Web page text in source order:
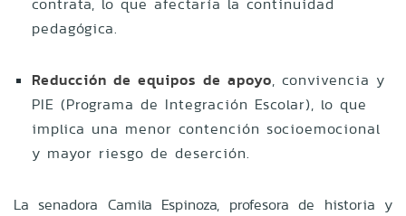
pedagógica.
Reducción de equipos de apoyo, convivencia y
PIE (Programa de Integración Escolar), lo que
implica una menor contención socioemocional
y mayor riesgo de deserción.
La senadora Camila Espinoza, profesora de historia y